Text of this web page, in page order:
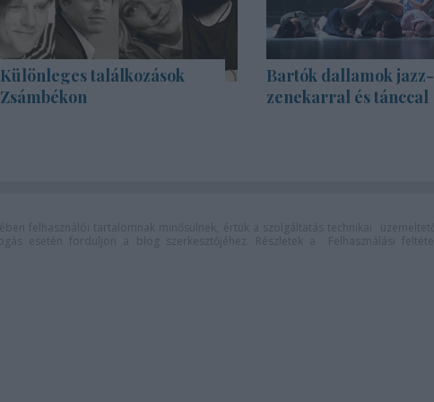
Különleges találkozások
Zsámbékon
Bartók dallamok jazz-
zenekarral és tánccal